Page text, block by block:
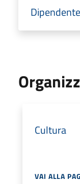
Cultura
VAI ALLA